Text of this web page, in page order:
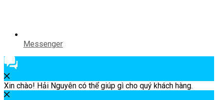
Messenger
Xin chào! Hải Nguyên có thể giúp gì cho quý khách hàng.